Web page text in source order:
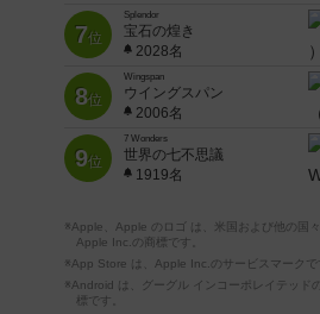
7位
Splendor
宝石の煌き
2028名
8位
Wingspan
ウイングスパン
2006名
9位
7 Wonders
世界の七不思議
1919名
※Apple、Apple のロゴ は、米国および他の国々
Apple Inc.の商標です。
※App Store は、Apple Inc.のサービスマークで
※Android は、グーグル インコーポレイテッド
標です。